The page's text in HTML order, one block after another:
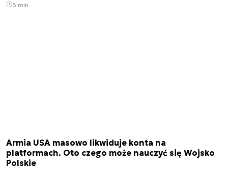
3 min.
Armia USA masowo likwiduje konta na
platformach. Oto czego może nauczyć się Wojsko
Polskie